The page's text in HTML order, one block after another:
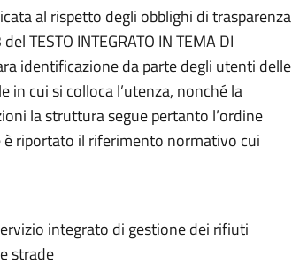
al rispetto degli obblighi di trasparenza
TESTO INTEGRATO IN TEMA DI
identificazione da parte degli utenti delle
cui si colloca l’utenza, nonché la
la struttura segue pertanto l’ordine
è riportato il riferimento normativo cui
integrato di gestione dei rifiuti
strade